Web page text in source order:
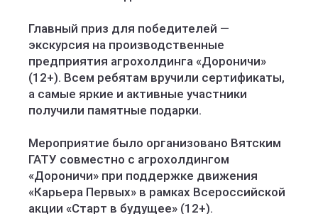
Главный приз для победителей —
экскурсия на производственные
предприятия агрохолдинга «Дороничи»
(12+). Всем ребятам вручили сертификаты,
а самые яркие и активные участники
получили памятные подарки.
Мероприятие было организовано Вятским
ГАТУ совместно с агрохолдингом
«Дороничи» при поддержке движения
«Карьера Первых» в рамках Всероссийской
акции «Старт в будущее» (12+).